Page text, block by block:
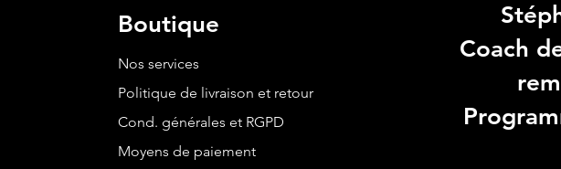
Boutique
Nos services
Politique de livraison et retour
Cond. générales et RGPD
Moyens de paiement
Coach